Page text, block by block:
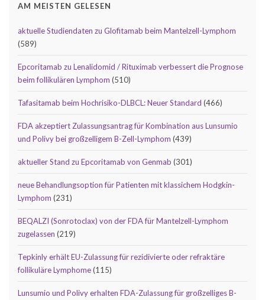
AM MEISTEN GELESEN
aktuelle Studiendaten zu Glofitamab beim Mantelzell-Lymphom
(589)
Epcoritamab zu Lenalidomid / Rituximab verbessert die Prognose
beim follikulären Lymphom (510)
Tafasitamab beim Hochrisiko-DLBCL: Neuer Standard (466)
FDA akzeptiert Zulassungsantrag für Kombination aus Lunsumio
und Polivy bei großzelligem B-Zell-Lymphom (439)
aktueller Stand zu Epcoritamab von Genmab (301)
neue Behandlungsoption für Patienten mit klassichem Hodgkin-
Lymphom (231)
BEQALZI (Sonrotoclax) von der FDA für Mantelzell-Lymphom
zugelassen (219)
Tepkinly erhält EU-Zulassung für rezidivierte oder refraktäre
follikuläre Lymphome(115)
Lunsumio und Polivy erhalten FDA-Zulassung für großzelliges B-